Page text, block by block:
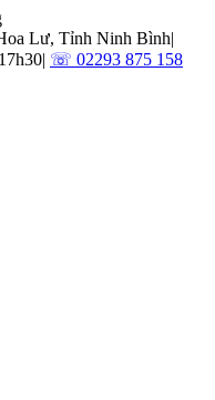
Lư, Tỉnh Ninh Bình|
| ☏ 02293 875 158